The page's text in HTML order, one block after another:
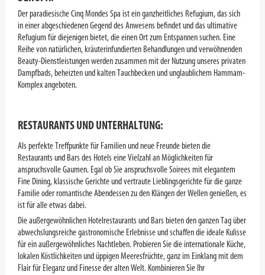
Der paradiesische Cinq Mondes Spa ist ein ganzheitliches Refugium, das sich
in einer abgeschiedenen Gegend des Anwesens befindet und das ultimative
Refugium für diejenigen bietet, die einen Ort zum Entspannen suchen. Eine
Reihe von natürlichen, kräuterinfundierten Behandlungen und verwöhnenden
Beauty-Dienstleistungen werden zusammen mit der Nutzung unseres privaten
Dampfbads, beheizten und kalten Tauchbecken und unglaublichem Hammam-
Komplex angeboten.
RESTAURANTS UND UNTERHALTUNG:
Als perfekte Treffpunkte für Familien und neue Freunde bieten die
Restaurants und Bars des Hotels eine Vielzahl an Möglichkeiten für
anspruchsvolle Gaumen. Egal ob Sie anspruchsvolle Soirees mit elegantem
Fine Dining, klassische Gerichte und vertraute Lieblingsgerichte für die ganze
Familie oder romantische Abendessen zu den Klängen der Wellen genießen, es
ist für alle etwas dabei.
Die außergewöhnlichen Hotelrestaurants und Bars bieten den ganzen Tag über
abwechslungsreiche gastronomische Erlebnisse und schaffen die ideale Kulisse
für ein außergewöhnliches Nachtleben. Probieren Sie die internationale Küche,
lokalen Köstlichkeiten und üppigen Meeresfrüchte, ganz im Einklang mit dem
Flair für Eleganz und Finesse der alten Welt. Kombinieren Sie Ihr